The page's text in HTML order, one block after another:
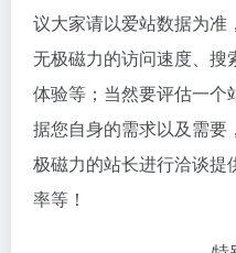
议大家请以爱站数据为准
无极磁力的访问速度、搜
体验等；当然要评估一个
据您自身的需求以及需要
极磁力的站长进行洽谈提
率等！